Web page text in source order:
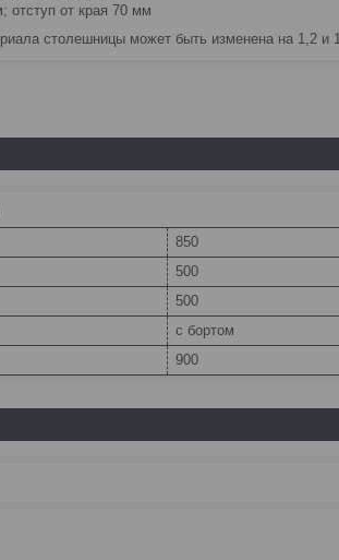
отступ от края 70 мм
столешницы может быть изменена на 1,2 и
850
500
500
с бортом
900